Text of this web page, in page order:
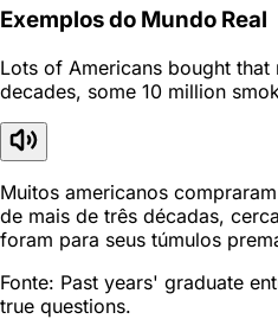
Exemplos do Mundo Real
Lots of Americans bought that
decades, some 10 million
Muitos americanos
de mais de três décadas,
foram para seus túmulos
Fonte: Past years' graduate
true questions.